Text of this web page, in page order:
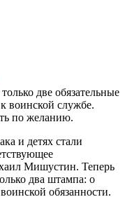
две обязательные
воинской службе.
по желанию.
и детях стали
Мишустин. Теперь
два штампа: о
обязанности.